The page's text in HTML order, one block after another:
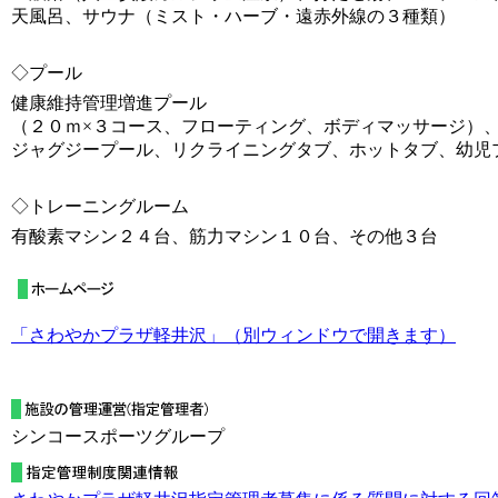
天風呂、サウナ（ミスト・ハーブ・遠赤外線の３種類）
◇プール
健康維持管理増進プール
（２０ｍ×３コース、フローティング、ボディマッサージ）、
ジャグジープール、リクライニングタブ、ホットタブ、幼児
◇トレーニングルーム
有酸素マシン２４台、筋力マシン１０台、その他３台
「さわやかプラザ軽井沢」（別ウィンドウで開きます）
シンコースポーツグループ